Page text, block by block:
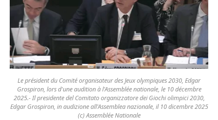
Le président du Comité organisateur des Jeux olympiques 2030, Edgar
Grospiron, lors d'une audition à l'Assemblée nationale, le 10 décembre
2025.- Il presidente del Comitato organizzatore dei Giochi olimpici 2030,
Edgar Grospiron, in audizione all'Assemblea nazionale, il 10 dicembre 2025
(c) Assemblée Nationale